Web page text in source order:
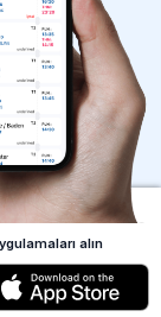
alın